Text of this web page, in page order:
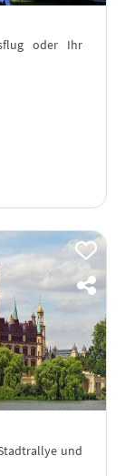
oder Ihr
und